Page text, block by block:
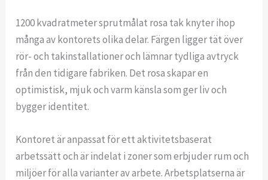
1200 kvadratmeter sprutmålat rosa tak knyter ihop
många av kontorets olika delar. Färgen ligger tät över
rör- och takinstallationer och lämnar tydliga avtryck
från den tidigare fabriken. Det rosa skapar en
optimistisk, mjuk och varm känsla som ger liv och
bygger identitet.
Kontoret är anpassat för ett aktivitetsbaserat
arbetssätt och är indelat i zoner som erbjuder rum och
miljöer för alla varianter av arbete. Arbetsplatserna är